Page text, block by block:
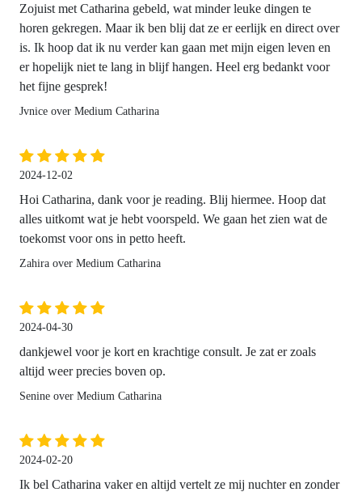
Zojuist met Catharina gebeld, wat minder leuke dingen te
horen gekregen. Maar ik ben blij dat ze er eerlijk en direct over
is. Ik hoop dat ik nu verder kan gaan met mijn eigen leven en
er hopelijk niet te lang in blijf hangen. Heel erg bedankt voor
het fijne gesprek!
Jvnice over Medium Catharina
2024-12-02
Hoi Catharina, dank voor je reading. Blij hiermee. Hoop dat
alles uitkomt wat je hebt voorspeld. We gaan het zien wat de
toekomst voor ons in petto heeft.
Zahira over Medium Catharina
2024-04-30
dankjewel voor je kort en krachtige consult. Je zat er zoals
altijd weer precies boven op.
Senine over Medium Catharina
2024-02-20
Ik bel Catharina vaker en altijd vertelt ze mij nuchter en zonder